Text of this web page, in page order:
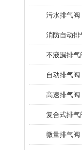
污水排气阀
消防自动排
不液漏排气
自动排气阀
高速排气阀
复合式排气
微量排气阀